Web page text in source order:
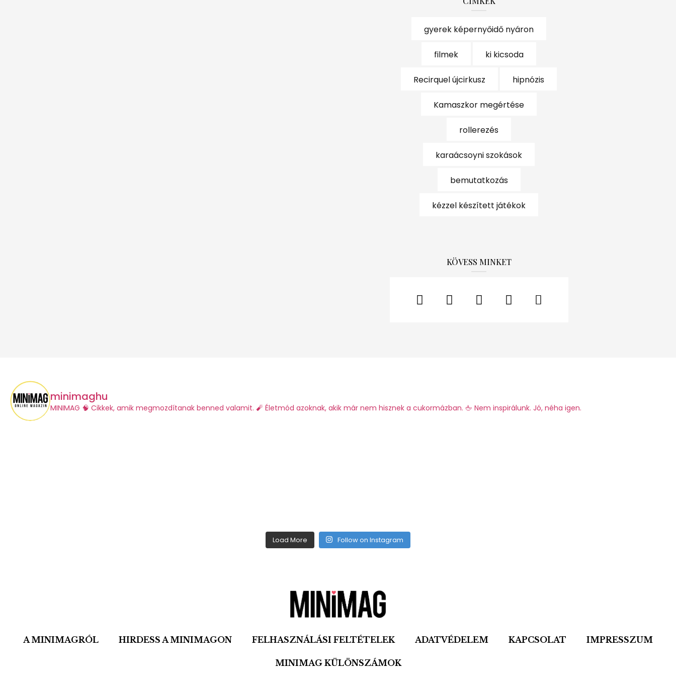
gyerek képernyőidő nyáron
filmek ki kicsoda
Recirquel újcirkusz hipnózis
Kamaszkor megértése
rollerezés
karaácsoyni szokások
bemutatkozás
kézzel készített játékok
KÖVESS MINKET
minimaghu
​MINIMAG 🧠 Cikkek, amik megmozdítanak benned valamit. 🧨 Életmód azoknak, akik már nem hisznek a cukormázban. 🖕 Nem inspirálunk. Jó, néha igen.
Load More Follow on Instagram
A MINIMAGRÓL HIRDESS A MINIMAGON FELHASZNÁLÁSI FELTÉTELEK ADATVÉDELEM KAPCSOLAT IMPRESSZUM
MINIMAG KÜLÖNSZÁMOK